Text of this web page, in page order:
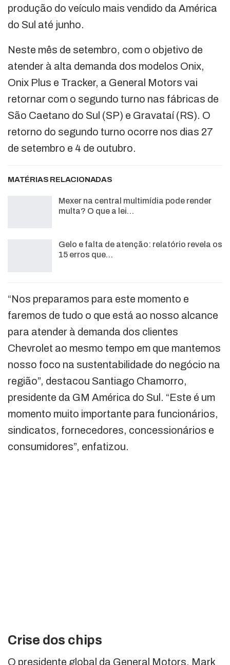
produção do veículo mais vendido da América
do Sul até junho.
Neste mês de setembro, com o objetivo de
atender à alta demanda dos modelos Onix,
Onix Plus e Tracker, a General Motors vai
retornar com o segundo turno nas fábricas de
São Caetano do Sul (SP) e Gravataí (RS). O
retorno do segundo turno ocorre nos dias 27
de setembro e 4 de outubro.
MATÉRIAS RELACIONADAS
Mexer na central multimídia pode render
multa? O que a lei…
Gelo e falta de atenção: relatório revela os
15 erros que…
“Nos preparamos para este momento e
faremos de tudo o que está ao nosso alcance
para atender à demanda dos clientes
Chevrolet ao mesmo tempo em que mantemos
nosso foco na sustentabilidade do negócio na
região”, destacou Santiago Chamorro,
presidente da GM América do Sul. “Este é um
momento muito importante para funcionários,
sindicatos, fornecedores, concessionários e
consumidores”, enfatizou.
Crise dos chips
O presidente global da General Motors, Mark